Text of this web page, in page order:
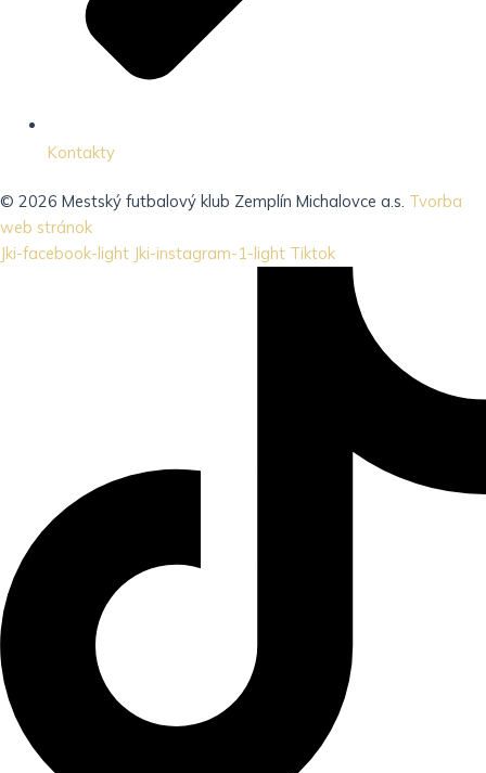
Kontakty
© 2026 Mestský futbalový klub Zemplín Michalovce a.s. Tvorba
web stránok
Jki-facebook-light Jki-instagram-1-light Tiktok